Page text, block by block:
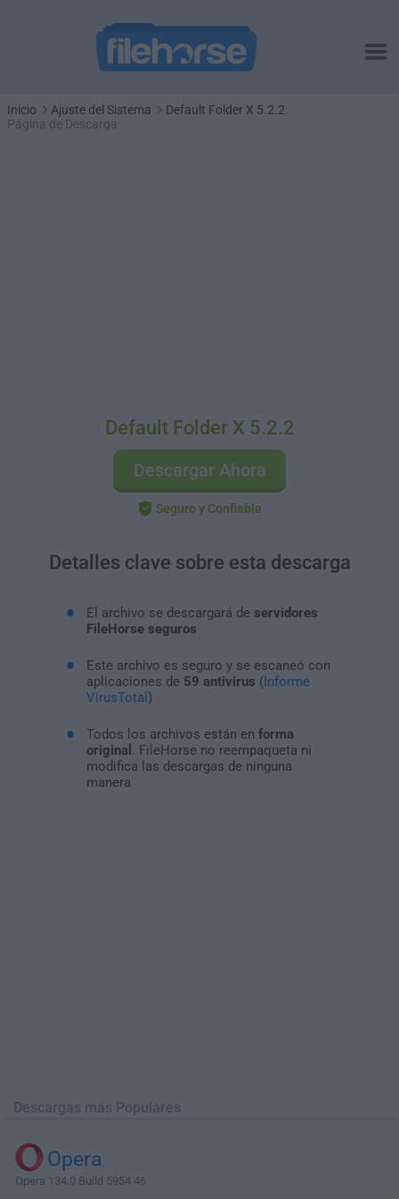
Inicio Ajuste del Sistema
Default Folder X 5.2.2
Página de Descarga
Default Folder X 5.2.2
Descargar Ahora
Seguro y Confiable
Detalles clave sobre esta descarga
El archivo se descargará de servidores
FileHorse seguros
Este archivo es seguro y se escaneó con
aplicaciones de 59 antivirus (Informe
VirusTotal )
Todos los archivos están en forma
original
. FileHorse no reempaqueta ni
modifica las descargas de ninguna
manera
Descargas más Populares
Opera
Opera 134.0 Build 5954.46